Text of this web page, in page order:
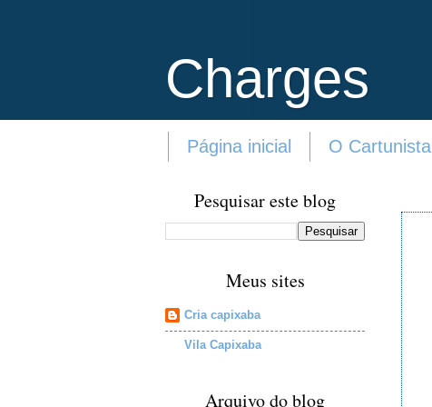
Charges
Página inicial O Cartunista
Pesquisar este blog
Meus sites
Cria capixaba
Vila Capixaba
Arquivo do blog